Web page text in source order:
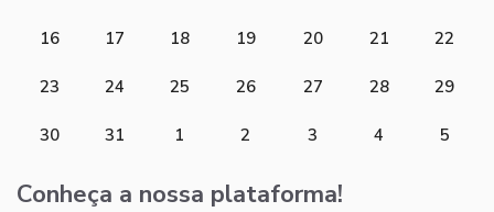
16 17 18 19 20 21 22
23 24 25 26 27 28 29
30 31 1 2 3 4 5
Conheça a nossa plataforma!